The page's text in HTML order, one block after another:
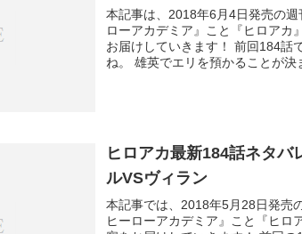
本記事は、2018年6月4日発売の
ローアカデミア』こと『ヒロアカ
お届けしていきます！ 前回184話
ね。 雄英でエリを預かることが決
ヒロアカ最新184話ネタバ
ルVSヴィラン
本記事では、2018年5月28日発売
ヒーローアカデミア』こと『ヒロ